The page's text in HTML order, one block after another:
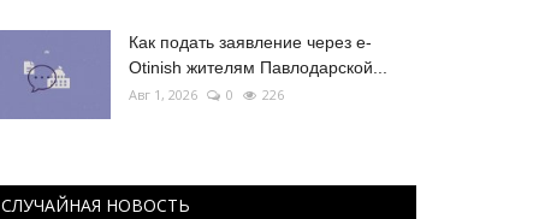
Как подать заявление через e-
Otinish жителям Павлодарской...
Авг 1, 2026 0 226
СЛУЧАЙНАЯ НОВОСТЬ